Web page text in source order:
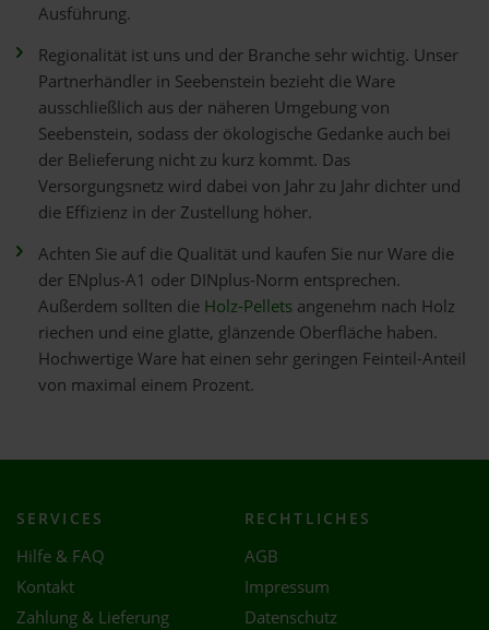
Ausführung.
Regionalität ist uns und der Branche sehr wichtig. Unser
Partnerhändler in Seebenstein bezieht die Ware
ausschließlich aus der näheren Umgebung von
Seebenstein, sodass der ökologische Gedanke auch bei
der Belieferung nicht zu kurz kommt. Das
Versorgungsnetz wird dabei von Jahr zu Jahr dichter und
die Effizienz in der Zustellung höher.
Achten Sie auf die Qualität und kaufen Sie nur Ware die
der ENplus-A1 oder DINplus-Norm entsprechen.
Außerdem sollten die Holz-Pellets angenehm nach Holz
riechen und eine glatte, glänzende Oberfläche haben.
Hochwertige Ware hat einen sehr geringen Feinteil-Anteil
von maximal einem Prozent.
SERVICES
Hilfe & FAQ
Kontakt
Zahlung & Lieferung
RECHTLICHES
AGB
Impressum
Datenschutz